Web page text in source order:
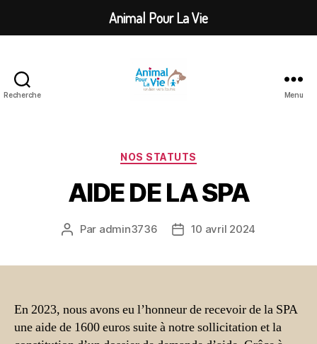
Recherche
Vie
Menu
Catégories
NOS STATUTS
AIDE DE LA SPA
Auteur
Par admin3736
Date10 avril 2024
En 2023, nous avons eu l’honneur de recevoir de la SPA
une aide de 1600 euros suite à notre sollicitation et la
Animal Pour La Vie